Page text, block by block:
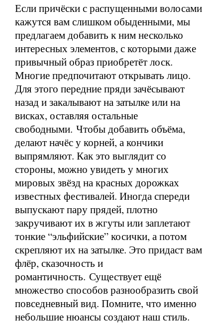
Если причёски с распущенными волосами
кажутся вам слишком обыденными, мы
предлагаем добавить к ним несколько
интересных элементов, с которыми даже
привычный образ приобретёт лоск.
Многие предпочитают открывать лицо.
Для этого передние пряди зачёсывают
назад и закалывают на затылке или на
висках, оставляя остальные
свободными. Чтобы добавить объёма,
делают начёс у корней, а кончики
выпрямляют. Как это выглядит со
стороны, можно увидеть у многих
мировых звёзд на красных дорожках
известных фестивалей. Иногда спереди
выпускают пару прядей, плотно
закручивают их в жгуты или заплетают
тонкие “эльфийские” косички, а потом
скрепляют их на затылке. Это придаст вам
флёр, сказочность и
романтичность. Существует ещё
множество способов разнообразить свой
повседневный вид. Помните, что именно
небольшие нюансы создают наш стиль.